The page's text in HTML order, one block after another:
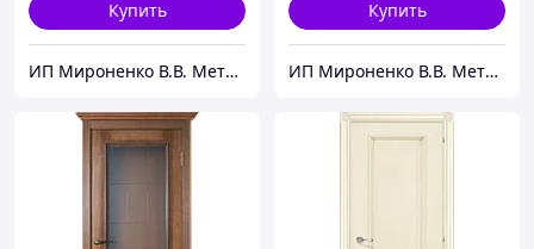
Купить
ИП Мироненко В.В. Металлические и межкомнатные двери
Купить
ИП Мироненко В.В. Металлические и межкомнатные двери